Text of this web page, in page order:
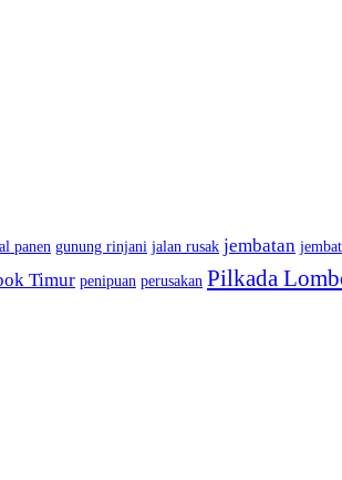
panen gunung rinjani jalan rusak jembatan
Timur penipuan perusakan Pilkada